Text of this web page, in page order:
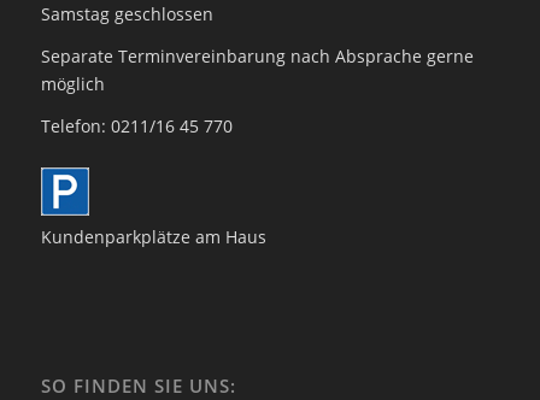
Samstag geschlossen
Separate Terminvereinbarung nach Absprache gerne
möglich
Telefon: 0211/16 45 770
Kundenparkplätze am Haus
SO FINDEN SIE UNS: